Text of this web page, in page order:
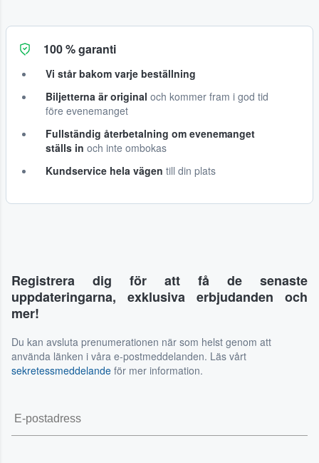
100 % garanti
Vi står bakom varje beställning
Biljetterna är original och kommer fram i god tid
före evenemanget
Fullständig återbetalning om evenemanget
ställs in och inte ombokas
Kundservice hela vägen till din plats
Registrera dig för att få de senaste
uppdateringarna, exklusiva erbjudanden och
mer!
Du kan avsluta prenumerationen när som helst genom att
använda länken i våra e-postmeddelanden. Läs vårt
sekretessmeddelande för mer information.